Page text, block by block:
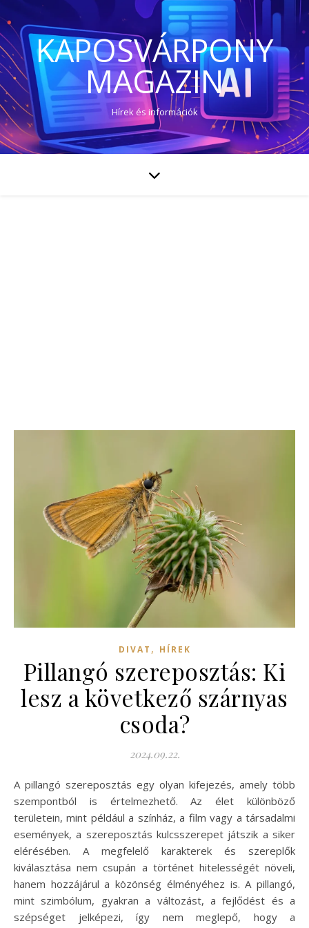
KAPOSVÁRPONY
MAGAZIN
Hírek és információk
DIVAT , HÍREK
Pillangó szereposztás: Ki
lesz a következő szárnyas
csoda?
2024.09.22.
A pillangó szereposztás egy olyan kifejezés, amely több
szempontból is értelmezhető. Az élet különböző
területein, mint például a színház, a film vagy a társadalmi
események, a szereposztás kulcsszerepet játszik a siker
elérésében. A megfelelő karakterek és szereplők
kiválasztása nem csupán a történet hitelességét növeli,
hanem hozzájárul a közönség élményéhez is. A pillangó,
mint szimbólum, gyakran a változást, a fejlődést és a
szépséget jelképezi, így nem meglepő, hogy a